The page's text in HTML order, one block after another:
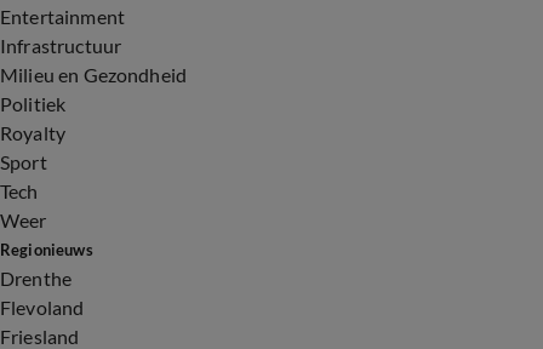
Entertainment
Infrastructuur
Milieu en Gezondheid
Politiek
Royalty
Sport
Tech
Weer
Regionieuws
Drenthe
Flevoland
Friesland